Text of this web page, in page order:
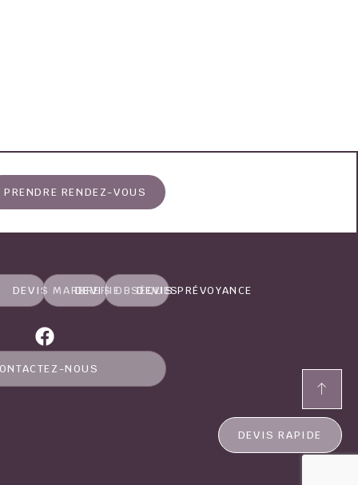
PRENDRE RENDEZ-VOUS
DEVIS MARBRERIEDEVIS OBSÈQUESDEVIS PRÉVOYANCE
DEVIS RAPIDE
NOUS